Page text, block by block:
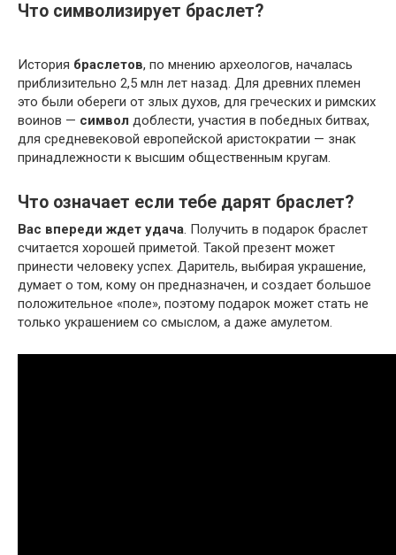
Что символизирует браслет?
История браслетов, по мнению археологов, началась
приблизительно 2,5 млн лет назад. Для древних племен
это были обереги от злых духов, для греческих и римских
воинов — символ доблести, участия в победных битвах,
для средневековой европейской аристократии — знак
принадлежности к высшим общественным кругам.
Что означает если тебе дарят браслет?
Вас впереди ждет удача. Получить в подарок браслет
считается хорошей приметой. Такой презент может
принести человеку успех. Даритель, выбирая украшение,
думает о том, кому он предназначен, и создает большое
положительное «поле», поэтому подарок может стать не
только украшением со смыслом, а даже амулетом.